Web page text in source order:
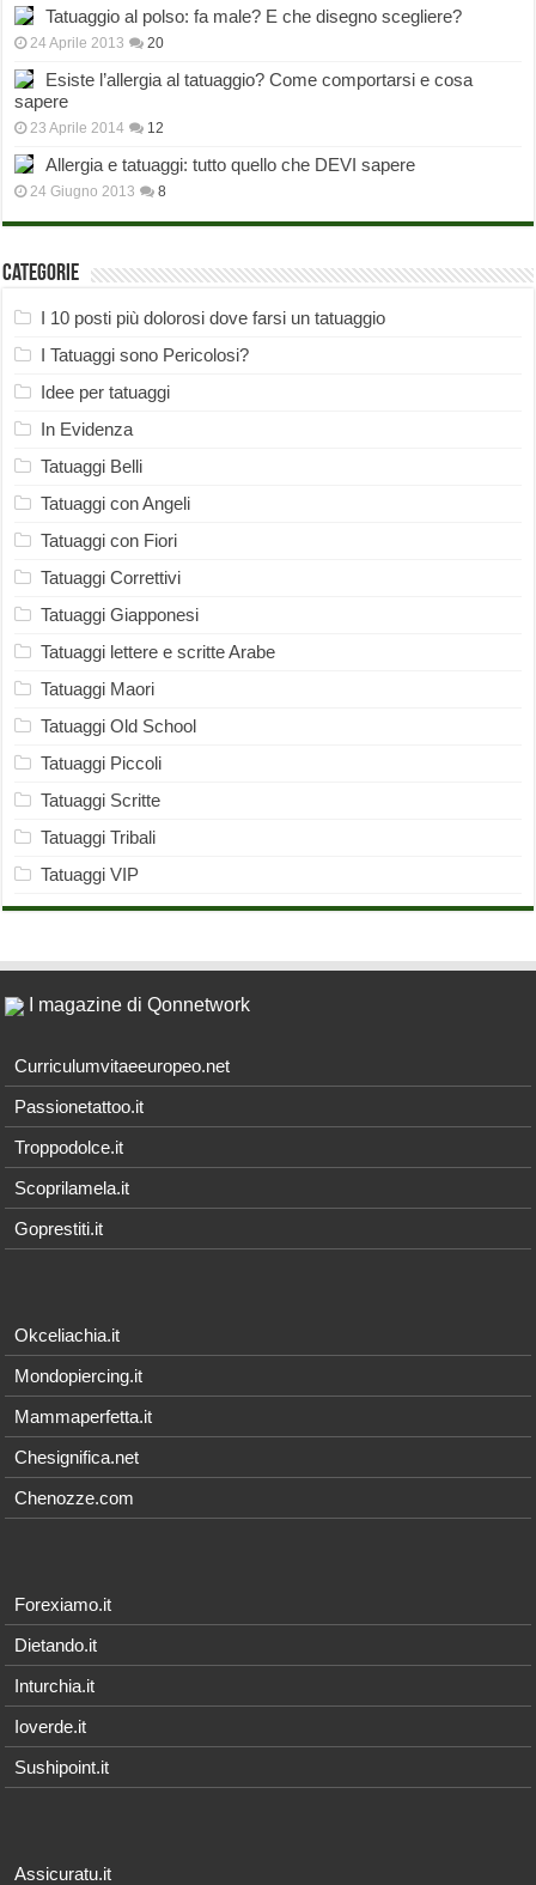
Tatuaggio al polso: fa male? E che disegno scegliere?
24 Aprile 2013 20
Esiste l’allergia al tatuaggio? Come comportarsi e cosa
sapere
23 Aprile 2014 12
Allergia e tatuaggi: tutto quello che DEVI sapere
24 Giugno 2013 8
Categorie
I 10 posti più dolorosi dove farsi un tatuaggio
I Tatuaggi sono Pericolosi?
Idee per tatuaggi
In Evidenza
Tatuaggi Belli
Tatuaggi con Angeli
Tatuaggi con Fiori
Tatuaggi Correttivi
Tatuaggi Giapponesi
Tatuaggi lettere e scritte Arabe
Tatuaggi Maori
Tatuaggi Old School
Tatuaggi Piccoli
Tatuaggi Scritte
Tatuaggi Tribali
Tatuaggi VIP
I magazine di Qonnetwork
Curriculumvitaeeuropeo.net
Passionetattoo.it
Troppodolce.it
Scoprilamela.it
Goprestiti.it
Okceliachia.it
Mondopiercing.it
Mammaperfetta.it
Chesignifica.net
Chenozze.com
Forexiamo.it
Dietando.it
Inturchia.it
Ioverde.it
Sushipoint.it
Assicuratu.it